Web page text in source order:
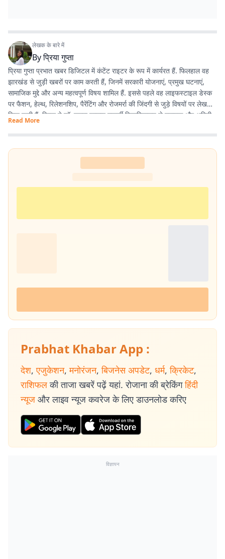
लेखक के बारे में
Byप्रिया गुप्ता
प्रिया गुप्ता प्रभात खबर डिजिटल में कंटेंट राइटर के रूप में कार्यरत हैं. फिलहाल वह
झारखंड से जुड़ी खबरों पर काम करती हैं, जिनमें सरकारी योजनाएं, प्रमुख घटनाएं,
सामाजिक मुद्दे और अन्य महत्वपूर्ण विषय शामिल हैं. इससे पहले वह लाइफस्टाइल डेस्क
पर फैशन, हेल्थ, रिलेशनशिप, पैरेंटिंग और रोजमर्रा की जिंदगी से जुड़े विषयों पर लेख
लिख चुकी हैं. प्रिया ने डॉ. श्यामा प्रसाद मुखर्जी विश्वविद्यालय से स्नातक और अमिटी
यूनिवर्सिटी से मास्टर डिग्री हासिल की है.
Read More
Prabhat Khabar App :
देश, एजुकेशन, मनोरंजन, बिजनेस अपडेट, धर्म, क्रिकेट,
राशिफल की ताजा खबरें पढ़ें यहां. रोजाना की ब्रेकिंग हिंदी
न्यूज और लाइव न्यूज कवरेज के लिए डाउनलोड करिए
विज्ञापन